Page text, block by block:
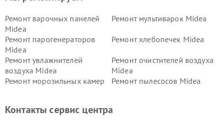
Ремонт варочных панелей
Midea
Ремонт мультиварок Midea
Ремонт парогенераторов
Midea
Ремонт хлебопечек Midea
Ремонт увлажнителей
воздуха Midea
Ремонт очистителей воздуха
Midea
Ремонт морозильных камер
Ремонт пылесосов Midea
пылесосов Midea
Контакты сервис центра